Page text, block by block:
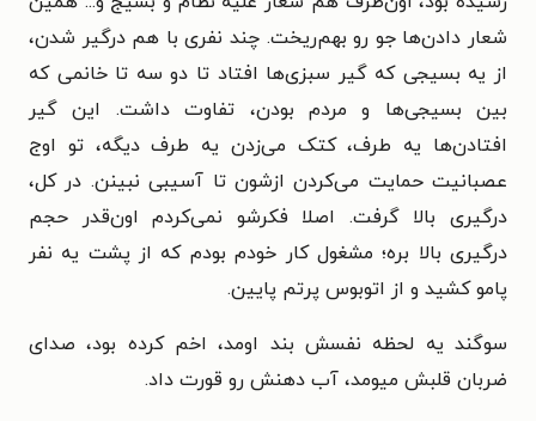
شعار دادن‌ها جو رو بهم‌ریخت. چند نفری با هم درگیر شدن،
از یه بسیجی که گیر سبزی‌ها افتاد تا دو سه تا خانمی که
بین بسیجی‌ها و مردم بودن، تفاوت داشت. این گیر
افتادن‌ها یه طرف، کتک می‌زدن یه طرف دیگه، تو اوج
عصبانیت حمایت می‌کردن ازشون تا آسیبی نبینن. در کل،
درگیری بالا گرفت. اصلا فکرشو نمی‌کردم اون‌قدر حجم
درگیری بالا بره؛ مشغول کار خودم بودم که از پشت یه نفر
پامو کشید و از اتوبوس پرتم پایین.
سوگند یه لحظه نفسش بند اومد، اخم کرده بود، صدای
ضربان قلبش میومد، آب دهنش رو قورت داد.